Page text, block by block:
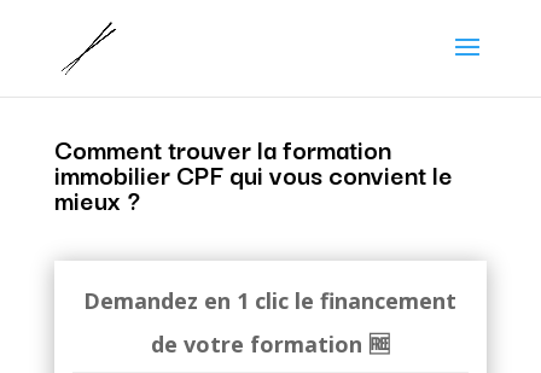
Comment trouver la formation
immobilier CPF qui vous convient le
mieux ?
Demandez en 1 clic le financement
de votre formation 🆓